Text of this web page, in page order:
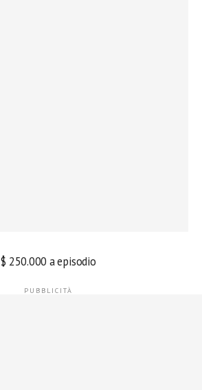
$ 250.000 a episodio